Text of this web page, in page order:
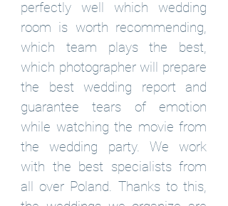
perfectly well which wedding
room is worth recommending,
which team plays the best,
which photographer will prepare
the best wedding report and
guarantee tears of emotion
while watching the movie from
the wedding party. We work
with the best specialists from
all over Poland. Thanks to this,